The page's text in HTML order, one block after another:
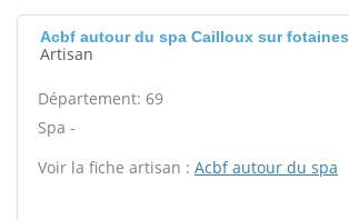
Acbf autour du spa Cailloux sur fotaines
Artisan
Département: 69
Spa -
Voir la fiche artisan : Acbf autour du spa